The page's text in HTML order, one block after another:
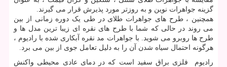
گزینه جواهرات نوین و به روزتر مورد پذیرش قرار می گیرند.
همچنین ، طرح های جواهرات طلای در طی یک دوره زمانی از بین
می روند در حالی که شما با طرح های نقره ای زیبا ترین مدل ها و
طرح ها روبرو می شوید. با جواهرات مد نقره آبکاری شده با رادیوم ،
هرگونه احتمال سیاه شدن آن را به دلیل تعامل جوی از بین می برد.
رادیوم فلزی براق سفید است که در دمای عادی محیطی واکنش